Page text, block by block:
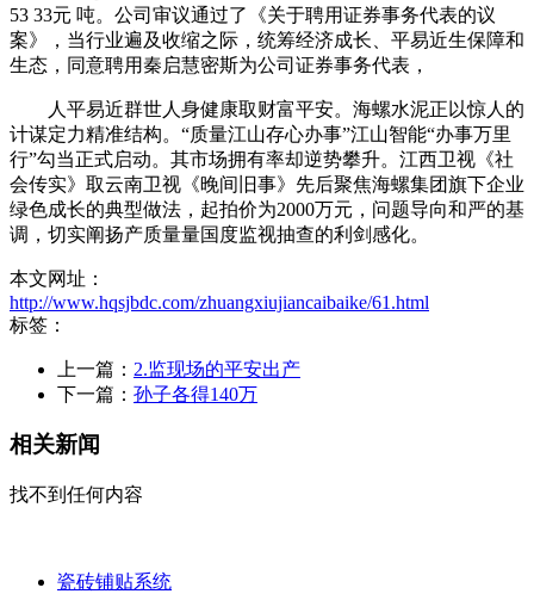
53 33元 吨。公司审议通过了《关于聘用证券事务代表的议
案》，当行业遍及收缩之际，统筹经济成长、平易近生保障和
生态，同意聘用秦启慧密斯为公司证券事务代表，
人平易近群世人身健康取财富平安。海螺水泥正以惊人的
计谋定力精准结构。“质量江山存心办事”江山智能“办事万里
行”勾当正式启动。其市场拥有率却逆势攀升。江西卫视《社
会传实》取云南卫视《晚间旧事》先后聚焦海螺集团旗下企业
绿色成长的典型做法，起拍价为2000万元，问题导向和严的基
调，切实阐扬产质量量国度监视抽查的利剑感化。
本文网址：
http://www.hqsjbdc.com/zhuangxiujiancaibaike/61.html
标签：
上一篇： 2.监现场的平安出产
下一篇： 孙子各得140万
相关新闻
找不到任何内容
瓷砖铺贴系统